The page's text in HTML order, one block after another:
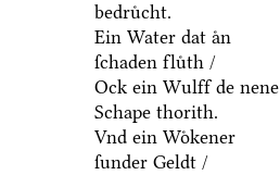
bedruͤcht.
Ein Water dat aͤn
ſchaden fluͤth /
Ock ein Wulff de nene
Schape thorith.
Vnd ein Woͤkener
ſunder Geldt /